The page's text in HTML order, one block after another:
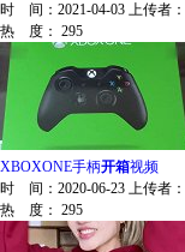
时 间： 2021-04-03 上传者：
热 度： 295
XBOXONE手柄开箱视频
时 间： 2020-06-23 上传者：
热 度： 295